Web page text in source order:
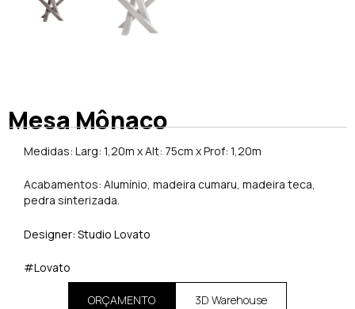
Mesa Mônaco
Medidas: Larg: 1,20m x Alt: 75cm x Prof: 1,20m
Acabamentos: Alumínio, madeira cumaru, madeira teca,
pedra sinterizada.
Designer: Studio Lovato
#Lovato
ORÇAMENTO 3D Warehouse